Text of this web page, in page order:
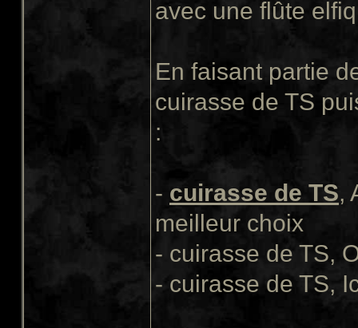
avec une flûte
En faisant partie
cuirasse de TS
:
- cuirasse de TS,
meilleur choix
- cuirasse de TS,
- cuirasse de TS,